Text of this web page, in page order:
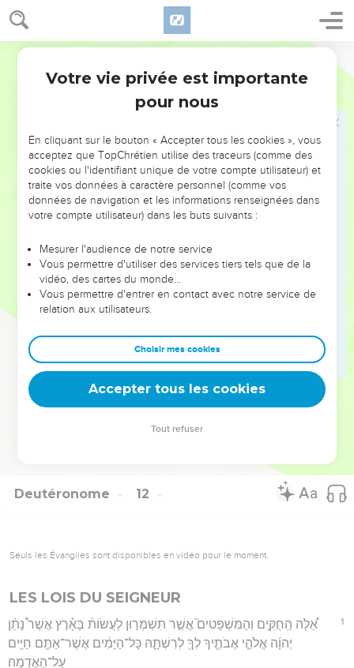
Deutéronome 11
וַעֲצֻמִ֖ים מִכֶּֽם׃
24
כָּל־הַמָּק֗וֹם אֲשֶׁ֨ר תִּדְרֹ֧ךְ כַּֽף־רַגְלְכֶ֛ם בּ֖וֹ לָכֶ֣ם יִהְיֶ֑ה מִן־הַמִּדְבָּ֨ר
וְהַלְּבָנ֜וֹן מִן־הַנָּהָ֣ר נְהַר־פְּרָ֗ת וְעַד֙ הַיָּ֣ם הָֽאַחֲר֔וֹן יִהְיֶ֖ה גְּבֻלְכֶֽם׃
25
לֹא־יִתְיַצֵּ֥ב אִ֖ישׁ בִּפְנֵיכֶ֑ם פַּחְדְּכֶ֨ם וּמֽוֹרַאֲכֶ֜ם יִתֵּ֣ן ׀ יְהוָ֣ה אֱלֹֽהֵיכֶ֗ם
26
אֶֽת־הַבְּרָכָ֑ה אֲשֶׁ֣ר תִּשְׁמְע֗וּ אֶל־מִצְוֺת֙ יְהוָ֣ה אֱלֹֽהֵיכֶ֔ם אֲשֶׁ֧ר אָנֹכִ֛י
מְצַוֶּ֥ה אֶתְכֶ֖ם הַיּֽוֹם׃
וְהַקְּלָלָ֗ה אִם־לֹ֤א תִשְׁמְעוּ֙ אֶל־מִצְוֺת֙ יְהוָ֣ה אֱלֹֽהֵיכֶ֔ם וְסַרְתֶּ֣ם
מִן־הַדֶּ֔רֶךְ אֲשֶׁ֧ר אָנֹכִ֛י מְצַוֶּ֥ה אֶתְכֶ֖ם הַיּ֑וֹם לָלֶ֗כֶת אַחֲרֵ֛י אֱלֹהִ֥ים אֲחֵרִ֖ים
אֲשֶׁ֥ר לֹֽא־יְדַעְתֶּֽם׃
וְהָיָ֗ה כִּ֤י יְבִֽיאֲךָ֙ יְהוָ֣ה אֱלֹהֶ֔יךָ אֶל־הָאָ֕רֶץ אֲשֶׁר־אַתָּ֥ה בָא־שָׁ֖מָּה
לְרִשְׁתָּ֑הּ וְנָתַתָּ֤ה אֶת־הַבְּרָכָה֙ עַל־הַ֣ר גְּרִזִ֔ים וְאֶת־הַקְּלָלָ֖ה עַל־הַ֥ר עֵיבָֽל׃
הֲלֹא־הֵ֜מָּה בְּעֵ֣בֶר הַיַּרְדֵּ֗ן אַֽחֲרֵי֙ דֶּ֚רֶךְ מְב֣וֹא הַשֶּׁ֔מֶשׁ בְּאֶ֙רֶץ֙ הַֽכְּנַעֲנִ֔י
הַיֹּשֵׁ֖ב בָּעֲרָבָ֑ה מ֚וּל הַגִּלְגָּ֔ל אֵ֖צֶל אֵלוֹנֵ֥י מֹרֶֽה׃
אֱלֹהֵיכֶ֖ם נֹתֵ֣ן לָכֶ֑ם וִֽירִשְׁתֶּ֥ם אֹתָ֖הּ וִֽישַׁבְתֶּם־בָּֽהּ׃
וּשְׁמַרְתֶּ֣ם לַעֲשׂ֔וֹת אֵ֥ת כָּל־הַֽחֻקִּ֖ים וְאֶת־הַמִּשְׁפָּטִ֑ים אֲשֶׁ֧ר אָנֹכִ֛י נֹתֵ֥ן
לִפְנֵיכֶ֖ם הַיּֽוֹם׃
Hébreu : © Westminster Leningrad Codex - tanach.us --- Grec : © 2010 by the
Deutéronome 12
Seuls les Évangiles sont disponibles en vidéo pour le moment.
LES LOIS DU SEIGNEUR
1
אֵ֠לֶּה הַֽחֻקִּ֣ים וְהַמִּשְׁפָּטִים֮ אֲשֶׁ֣ר תִּשְׁמְר֣וּן לַעֲשׂוֹת֒ בָּאָ֕רֶץ אֲשֶׁר֩ נָתַ֨ן
יְהוָ֜ה אֱלֹהֵ֧י אֲבֹתֶ֛יךָ לְךָ֖ לְרִשְׁתָּ֑הּ כָּל־הַיָּמִ֔ים אֲשֶׁר־אַתֶּ֥ם חַיִּ֖ים
עַל־הָאֲדָמָֽה׃
Votre vie privée est importante
pour nous
En cliquant sur le bouton « Accepter tous les cookies », vous
acceptez que TopChrétien utilise des traceurs (comme des
cookies ou l'identifiant unique de votre compte utilisateur) et
traite vos données à caractère personnel (comme vos
données de navigation et les informations renseignées dans
votre compte utilisateur) dans les buts suivants :
Mesurer l'audience de notre service
Vous permettre d'utiliser des services tiers tels que de la
vidéo, des cartes du monde…
Vous permettre d'entrer en contact avec notre service de
relation aux utilisateurs.
Choisir mes cookies
Accepter tous les cookies
Tout refuser